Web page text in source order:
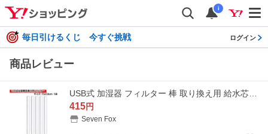
i
毎日引けるくじ 今すぐ挑戦 ログイン
商品レビュー
415円
Seven Fox